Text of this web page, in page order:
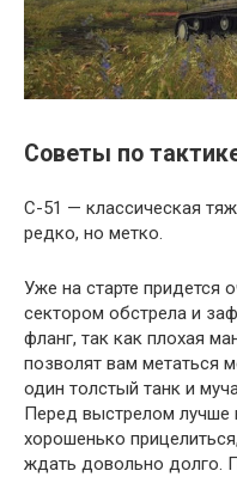
Советы по
С-51 — классическая
редко, но метко.
Уже на старте придется
сектором обстрела и
фланг, так как плохая
позволят вам метаться
один толстый танк и
Перед выстрелом лучше
хорошенько
ждать довольно долго.